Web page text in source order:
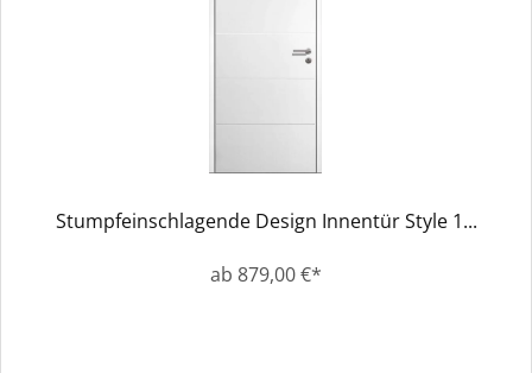
Stumpfeinschlagende Design Innentür Style 1...
ab 879,00 €*